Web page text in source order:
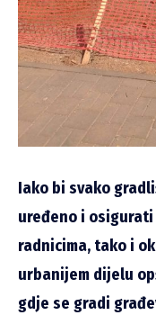
Iako bi svako
uređeno i
radnicima, tako i
urbanijem dijelu
gdje se gradi